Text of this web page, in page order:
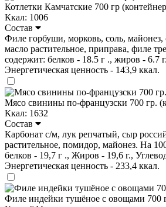
Котлетки Камчатские 700 гр
Ккал: 1006
Состав
Филе горбуши, морковь, соль, майонез,
масло растительное, приправа, филе
содержит: белков - 18.5 г ., жиров - 6.7
Энергетическая ценность - 143,9 ккал.
Мясо свинины по-французски 700 гр.
Ккал: 1632
Состав
Карбонат с/м, лук репчатый, сыр
растительное, помидор, майонез. На
белков - 19,7 г ., Жиров - 19,6 г.,
Энергетическая ценность - 233,4 ккал.
Филе индейки тушёное с овощами 700